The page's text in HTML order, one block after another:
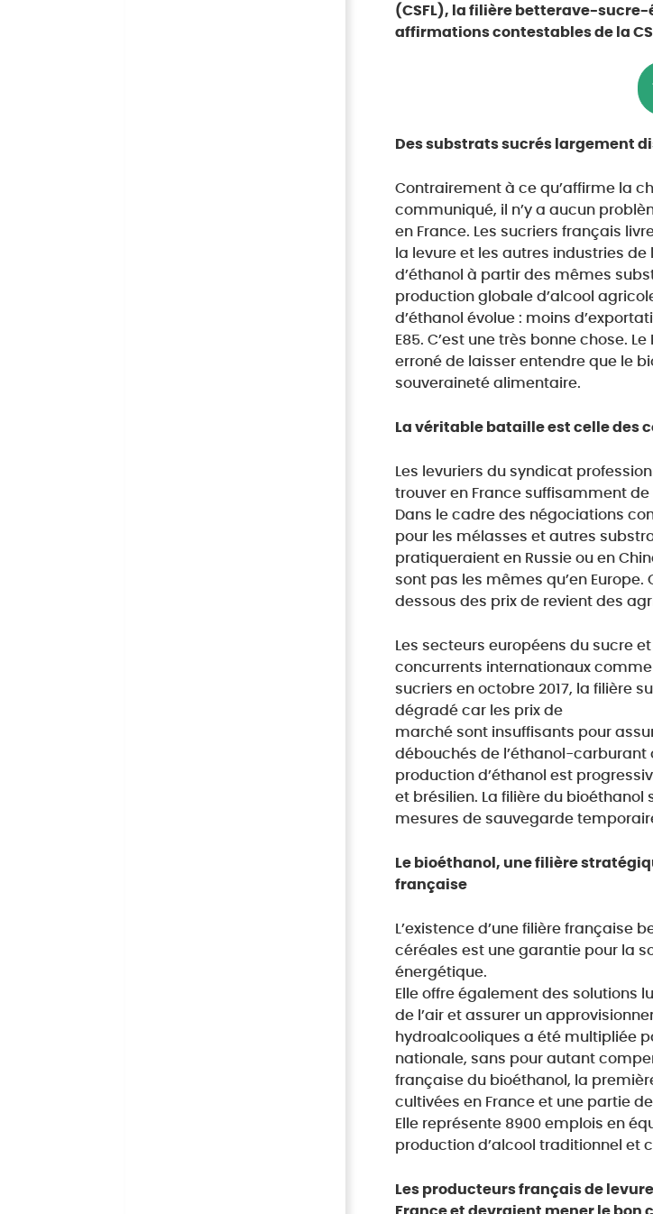
(CSFL), la filière betterave-
affirmations contestables de la
Des substrats sucrés largement
Contrairement à ce qu’affirme la
communiqué, il n’y a aucun
en France. Les sucriers français
la levure et les autres industries
d’éthanol à partir des mêmes
production globale d’alcool
d’éthanol évolue : moins
E85. C’est une très bonne chose.
erroné de laisser entendre que le
souveraineté alimentaire.
La véritable bataille est celle des
Les levuriers du syndicat
trouver en France suffisamment
Dans le cadre des négociations
pour les mélasses et autres
pratiqueraient en Russie ou en
sont pas les mêmes qu’en
dessous des prix de revient des
Les secteurs européens du sucre
concurrents internationaux comme
sucriers en octobre 2017, la filière
dégradé car les prix de
marché sont insuffisants pour
débouchés de l’éthanol-carburant
production d’éthanol est
et brésilien. La filière du
mesures de sauvegarde
Le bioéthanol, une filière
française
L’existence d’une filière française
céréales est une garantie pour la
énergétique.
Elle offre également des solutions
de l’air et assurer un
hydroalcooliques a été multipliée
nationale, sans pour autant
française du bioéthanol, la
cultivées en France et une partie
Elle représente 8900 emplois en
production d’alcool traditionnel et
Les producteurs français de